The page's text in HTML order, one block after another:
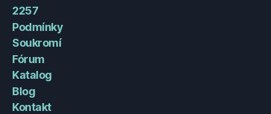
2257
Podmínky
Soukromí
Fórum
Katalog
Blog
Kontakt